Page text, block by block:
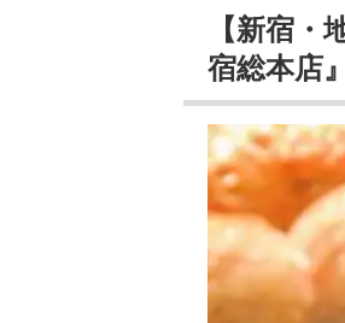
【新宿
宿総本店』